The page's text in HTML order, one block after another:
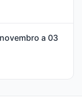
a 03